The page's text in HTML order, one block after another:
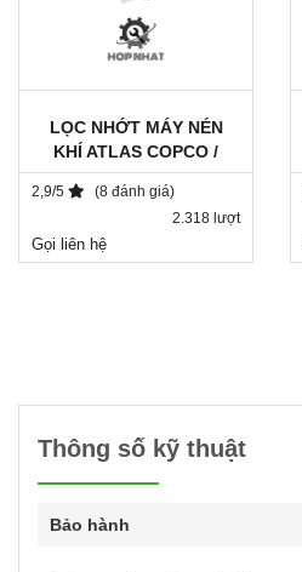
LỌC NHỚT MÁY NÉN
KHÍ ATLAS COPCO /
1202804090
2,9/5
(8 đánh giá)
2.318 lượt
Gọi liên hệ
Thông số kỹ thuật
Bảo hành